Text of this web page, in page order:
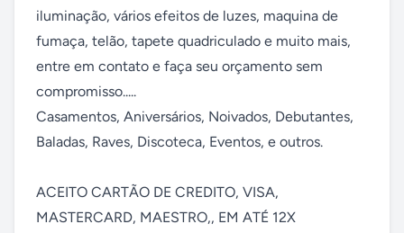
iluminação, vários efeitos de luzes, maquina de
fumaça, telão, tapete quadriculado e muito mais,
entre em contato e faça seu orçamento sem
compromisso.....
Casamentos, Aniversários, Noivados, Debutantes,
Baladas, Raves, Discoteca, Eventos, e outros.
ACEITO CARTÃO DE CREDITO, VISA,
MASTERCARD, MAESTRO,, EM ATÉ 12X